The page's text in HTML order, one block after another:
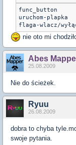
func_button
uruchom-plapka
flaga-wlacz/
nie oto mi
Abes
25.08.2009
Nie do ścieżek.
Ryuu
26.08.2009
dobra to chyba
swoje pytania.